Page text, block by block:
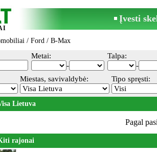
Įvesti
/ Ford / B-Max
Metai:
-
Talpa:
-
Miestas, savivaldybė: Tipo spręsti:
Lietuva
Pagal
rajonai